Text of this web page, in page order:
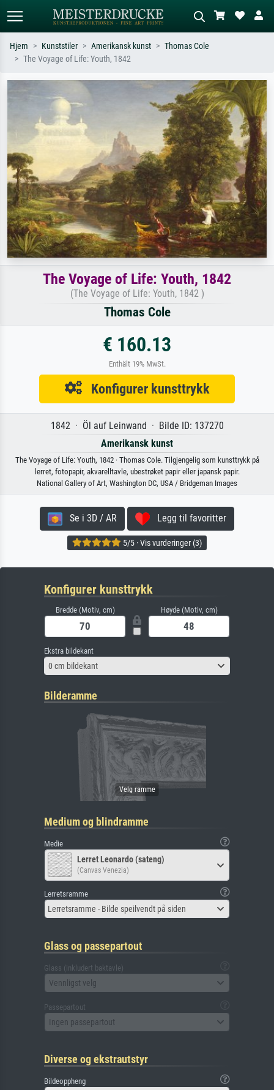
Søk etter kunstner, tittel eller stil – for
eksempel Monet, Stjernenatt,
impresjonisme, Hokusai-bølgen, akt.
Beskriv scenen – for eksempel grønn
eng, abstrakt med mye rødt, mørkt
oljemaleri, stående akt ved et tre.
Hjem Kunststiler Amerikansk kunst
Thomas Cole
The Voyage of Life: Youth, 1842
The Voyage of Life: Youth, 1842
(The Voyage of Life: Youth, 1842 )
Thomas Cole
€ 160.13
Enthält 19% MwSt.
Konfigurer kunsttrykk
1842 · Öl auf Leinwand · Bilde ID: 137270
Amerikansk kunst
The Voyage of Life: Youth, 1842 · Thomas Cole. Tilgjengelig som kunsttrykk på
lerret, fotopapir, akvarelltavle, ubestrøket papir eller japansk papir.
National Gallery of Art, Washington DC, USA / Bridgeman Images
Se i 3D / AR Legg til favoritter
5/5 · Vis vurderinger (3)
Konfigurer kunsttrykk
Bredde (Motiv, cm) Høyde (Motiv, cm)
Ekstra bildekant
0 cm bildekant
Bilderamme
Medium og blindramme
Medie
Lerret Leonardo (sateng)
(Canvas Venezia)
Lerretsramme
Lerretsramme - Bilde speilvendt på siden
Glass og passepartout
Glass (inkludert baktavle)
Vennligst velg
Passepartout
Ingen passepartout
Diverse og ekstrautstyr
Bildeoppheng